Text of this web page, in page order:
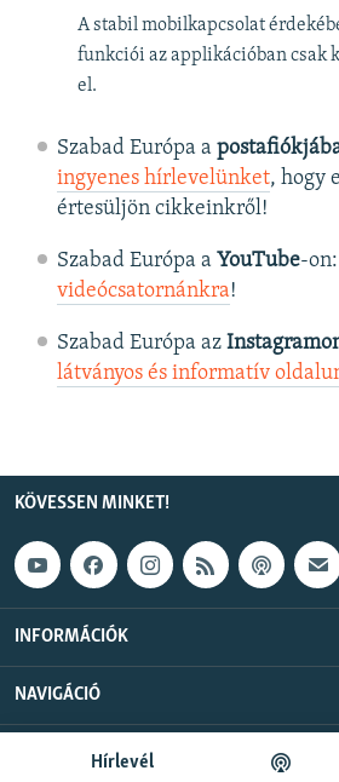
Hírlevél
A stabil mobilkapcsolat
funkciói az applikációban csak
el.
Szabad Európa a
ingyenes hírlevelünket, hogy
értesüljön cikkeinkről!
Szabad Európa a YouTube-
videócsatornánkra!
Szabad Európa az
látványos és informatív
KÖVESSEN MINKET!
INFORMÁCIÓK
NAVIGÁCIÓ
Szabad Európa © 2026 RFE/RL,